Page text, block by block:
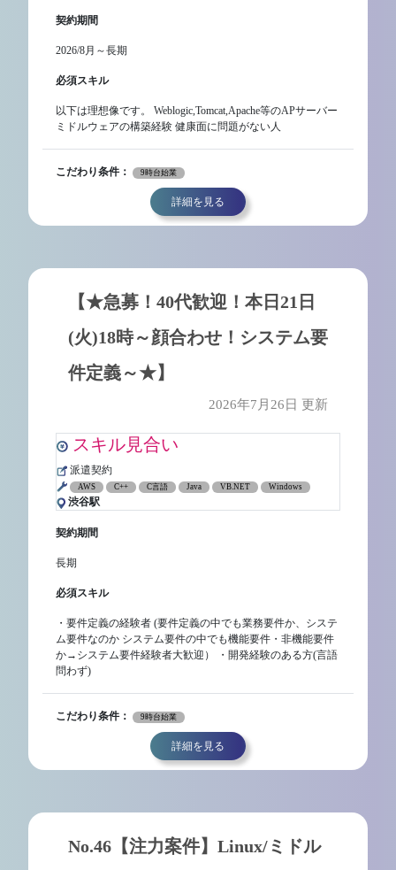
契約期間
2026/8月～長期
必須スキル
以下は理想像です。 Weblogic,Tomcat,Apache等のAPサーバー
ミドルウェアの構築経験 健康面に問題がない人
こだわり条件： 9時台始業
詳細を見る
【★急募！40代歓迎！本日21日
(火)18時～顔合わせ！システム要
件定義～★】
2026年7月26日 更新
スキル見合い
派遣契約
AWS C++ C言語 Java VB.NET Windows
渋谷駅
契約期間
長期
必須スキル
・要件定義の経験者 (要件定義の中でも業務要件か、システ
ム要件なのか システム要件の中でも機能要件・非機能要件
か→システム要件経験者大歓迎） ・開発経験のある方(言語
問わず)
こだわり条件： 9時台始業
詳細を見る
No.46【注力案件】Linux/ミドル